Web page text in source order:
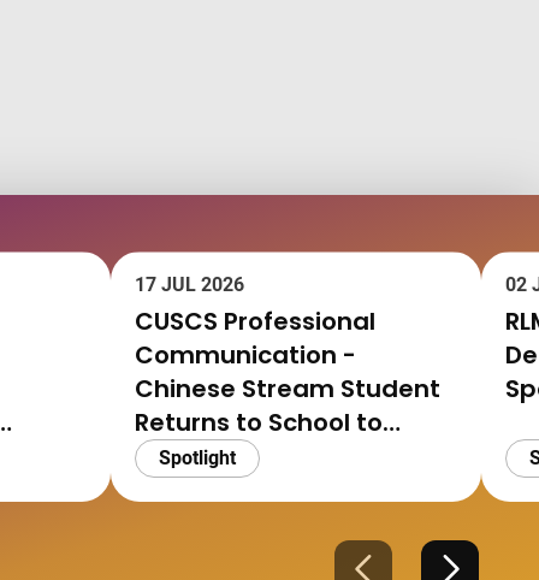
17 JUL 2026
CUSCS Professional
Communication -
Chinese Stream Student
Returns to School to
Pursue Writing Dreams
Spotlight
02